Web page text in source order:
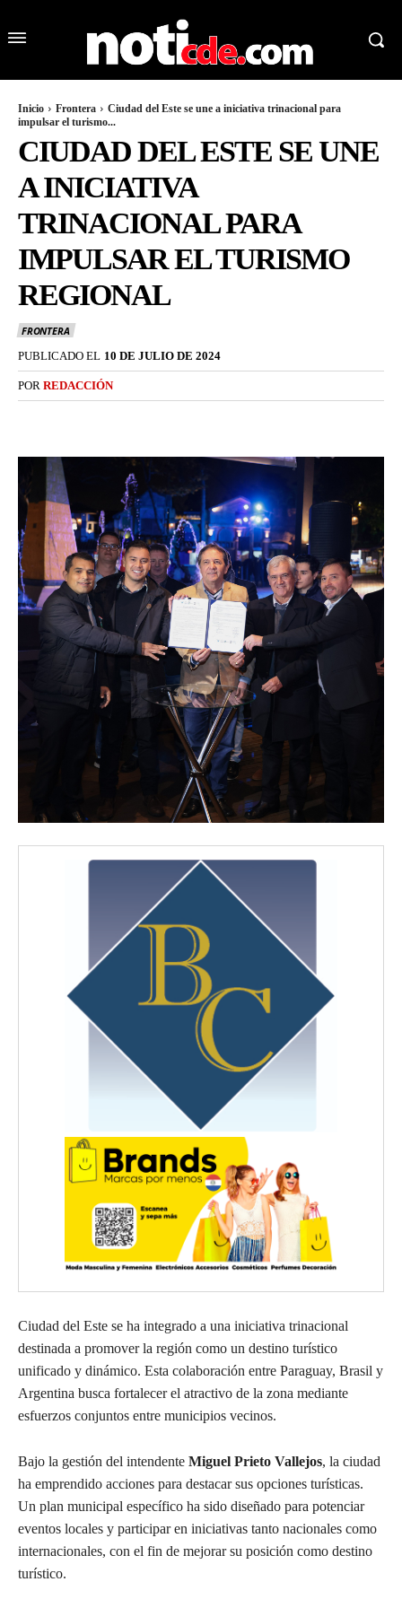
Inicio Frontera
Ciudad del Este se une a iniciativa trinacional para
impulsar el turismo...
CIUDAD DEL ESTE SE UNE
A INICIATIVA
TRINACIONAL PARA
IMPULSAR EL TURISMO
REGIONAL
FRONTERA
PUBLICADO EL 10 DE JULIO DE 2024
POR REDACCIÓN
Ciudad del Este se ha integrado a una iniciativa trinacional
destinada a promover la región como un destino turístico
unificado y dinámico. Esta colaboración entre Paraguay, Brasil y
Argentina busca fortalecer el atractivo de la zona mediante
esfuerzos conjuntos entre municipios vecinos.
Bajo la gestión del intendente Miguel Prieto Vallejos, la ciudad
ha emprendido acciones para destacar sus opciones turísticas.
Un plan municipal específico ha sido diseñado para potenciar
eventos locales y participar en iniciativas tanto nacionales como
internacionales, con el fin de mejorar su posición como destino
turístico.